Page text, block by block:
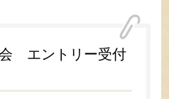
エントリー受付